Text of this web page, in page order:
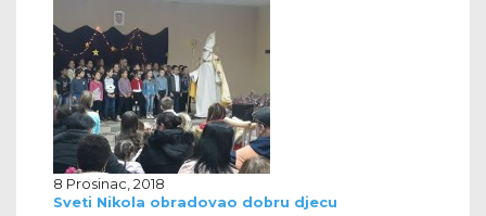
8 Prosinac, 2018
Sveti Nikola obradovao dobru djecu